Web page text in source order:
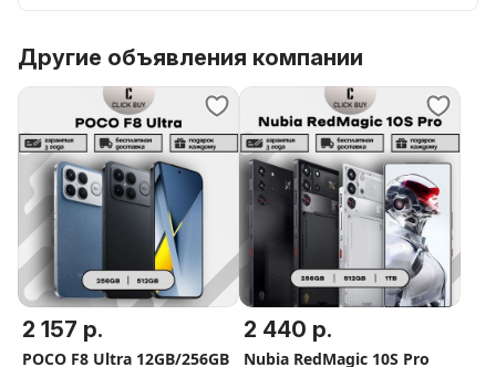
Другие объявления компании
2 157 р.
POCO F8 Ultra 12GB/256GB
2 440 р.
Nubia RedMagic 10S Pro